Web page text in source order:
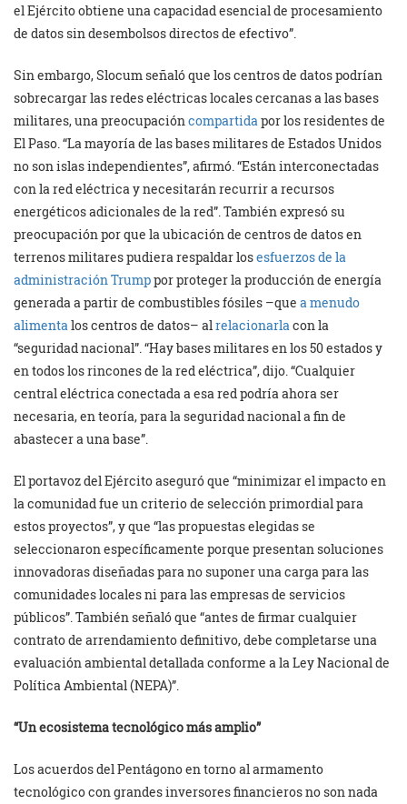
el Ejército obtiene una capacidad esencial de procesamiento
de datos sin desembolsos directos de efectivo”.
Sin embargo, Slocum señaló que los centros de datos podrían
sobrecargar las redes eléctricas locales cercanas a las bases
militares, una preocupacióncompartidapor los residentes de
El Paso. “La mayoría de las bases militares de Estados Unidos
no son islas independientes”, afirmó. “Están interconectadas
con la red eléctrica y necesitarán recurrir a recursos
energéticos adicionales de la red”. También expresó su
preocupación por que la ubicación de centros de datos en
terrenos militares pudiera respaldar losesfuerzos de la
administración Trumppor proteger la producción de energía
generada a partir de combustibles fósiles –que a menudo
alimentalos centros de datos– alrelacionarlacon la
“seguridad nacional”. “Hay bases militares en los 50 estados y
en todos los rincones de la red eléctrica”, dijo. “Cualquier
central eléctrica conectada a esa red podría ahora ser
necesaria, en teoría, para la seguridad nacional a fin de
abastecer a una base”.
El portavoz del Ejército aseguró que “minimizar el impacto en
la comunidad fue un criterio de selección primordial para
estos proyectos”, y que “las propuestas elegidas se
seleccionaron específicamente porque presentan soluciones
innovadoras diseñadas para no suponer una carga para las
comunidades locales ni para las empresas de servicios
públicos”. También señaló que “antes de firmar cualquier
contrato de arrendamiento definitivo, debe completarse una
evaluación ambiental detallada conforme a la Ley Nacional de
Política Ambiental (NEPA)”.
“Un ecosistema tecnológico más amplio”
Los acuerdos del Pentágono en torno al armamento
tecnológico con grandes inversores financieros no son nada